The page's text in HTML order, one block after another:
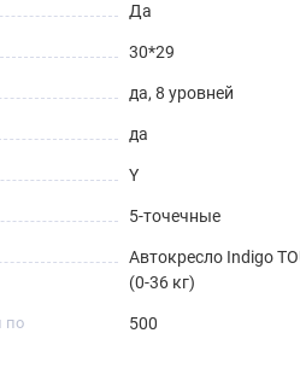
Да
30*29
да, 8 уровней
да
Y
5-точечные
Автокресло Indigo
(0-36 кг)
по
500